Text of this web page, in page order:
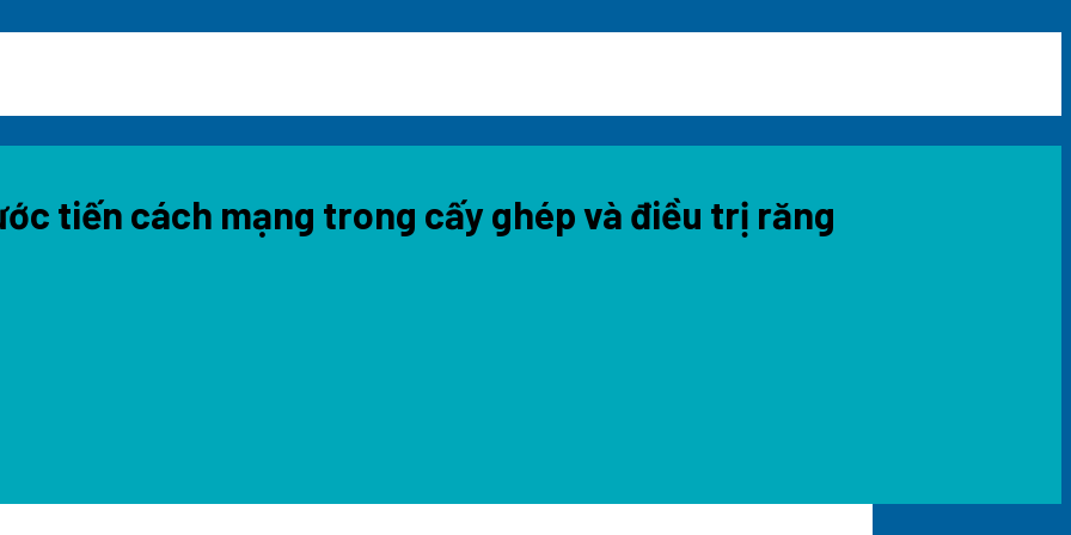
tiến cách mạng trong cấy ghép và điều trị răng